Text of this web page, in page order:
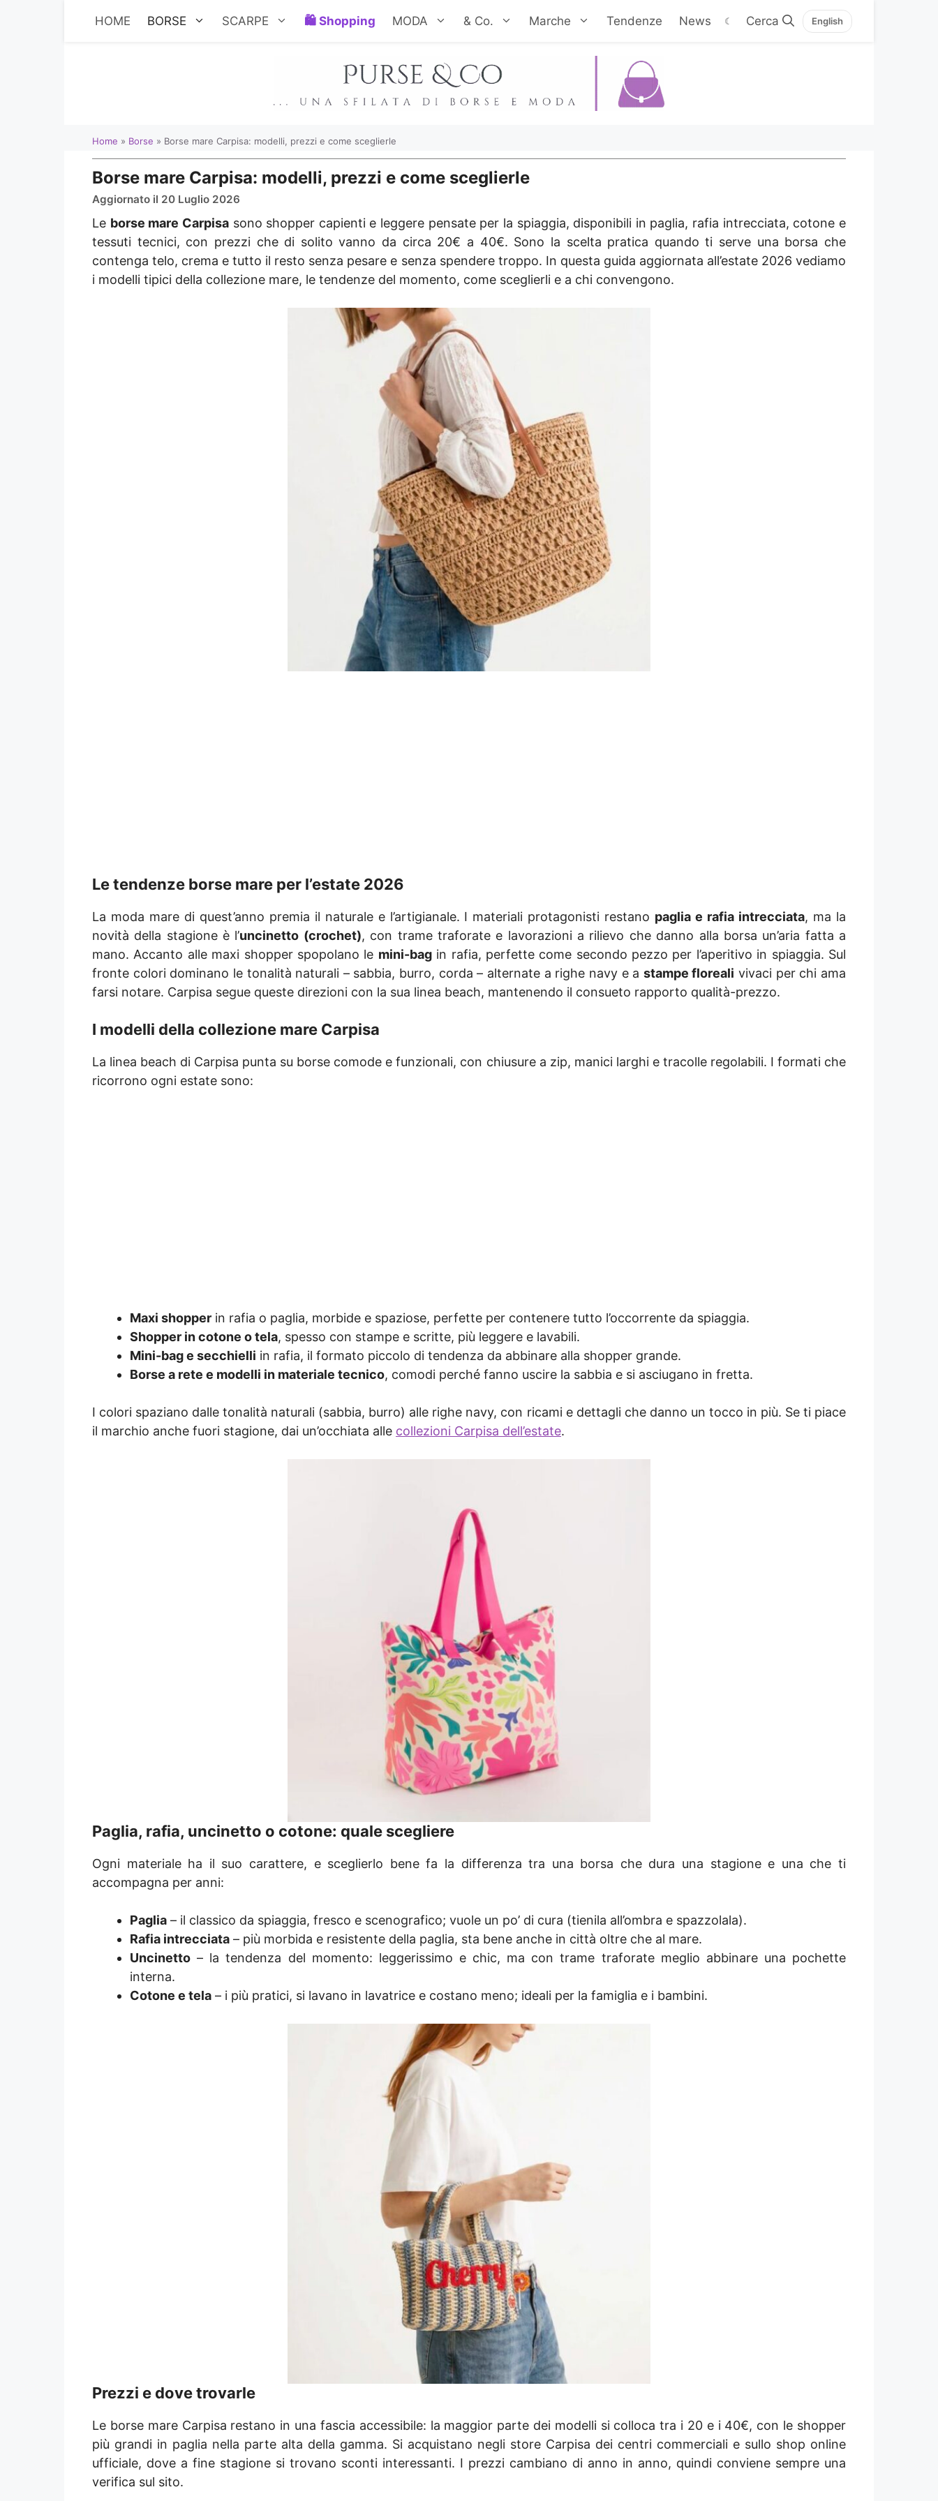
HOME BORSE SCARPE Shopping MODA & Co. Marche Tendenze News ☾ English
Home » Borse » Borse mare Carpisa: modelli, prezzi e come sceglierle
Borse mare Carpisa: modelli, prezzi e come sceglierle
Aggiornato il 20 Luglio 2026
Le borse mare Carpisasono shopper capienti e leggere pensate per la spiaggia, disponibili in paglia, rafia intrecciata, cotone e
tessuti tecnici, con prezzi che di solito vanno da circa 20€ a 40€. Sono la scelta pratica quando ti serve una borsa che
contenga telo, crema e tutto il resto senza pesare e senza spendere troppo. In questa guida aggiornata all’estate 2026 vediamo
i modelli tipici della collezione mare, le tendenze del momento, come sceglierli e a chi convengono.
Le tendenze borse mare per l’estate 2026
La moda mare di quest’anno premia il naturale e l’artigianale. I materiali protagonisti restano paglia e rafia intrecciata, ma la
novità della stagione è l’uncinetto (crochet), con trame traforate e lavorazioni a rilievo che danno alla borsa un’aria fatta a
mano. Accanto alle maxi shopper spopolano le mini-bagin rafia, perfette come secondo pezzo per l’aperitivo in spiaggia. Sul
fronte colori dominano le tonalità naturali – sabbia, burro, corda – alternate a righe navy e a stampe floreali vivaci per chi ama
farsi notare. Carpisa segue queste direzioni con la sua linea beach, mantenendo il consueto rapporto qualità-prezzo.
I modelli della collezione mare Carpisa
La linea beach di Carpisa punta su borse comode e funzionali, con chiusure a zip, manici larghi e tracolle regolabili. I formati che
ricorrono ogni estate sono:
Maxi shopper in rafia o paglia, morbide e spaziose, perfette per contenere tutto l’occorrente da spiaggia.
Shopper in cotone o tela, spesso con stampe e scritte, più leggere e lavabili.
Mini-bag e secchielli in rafia, il formato piccolo di tendenza da abbinare alla shopper grande.
Borse a rete e modelli in materiale tecnico, comodi perché fanno uscire la sabbia e si asciugano in fretta.
I colori spaziano dalle tonalità naturali (sabbia, burro) alle righe navy, con ricami e dettagli che danno un tocco in più. Se ti piace
il marchio anche fuori stagione, dai un’occhiata alle collezioni Carpisa dell’estate.
Paglia, rafia, uncinetto o cotone: quale scegliere
Ogni materiale ha il suo carattere, e sceglierlo bene fa la differenza tra una borsa che dura una stagione e una che ti
accompagna per anni:
Paglia – il classico da spiaggia, fresco e scenografico; vuole un po’ di cura (tienila all’ombra e spazzolala).
Rafia intrecciata – più morbida e resistente della paglia, sta bene anche in città oltre che al mare.
Uncinetto – la tendenza del momento: leggerissimo e chic, ma con trame traforate meglio abbinare una pochette
interna.
Cotone e tela – i più pratici, si lavano in lavatrice e costano meno; ideali per la famiglia e i bambini.
Prezzi e dove trovarle
Le borse mare Carpisa restano in una fascia accessibile: la maggior parte dei modelli si colloca tra i 20 e i 40€, con le shopper
più grandi in paglia nella parte alta della gamma. Si acquistano negli store Carpisa dei centri commerciali e sullo shop online
ufficiale, dove a fine stagione si trovano sconti interessanti. I prezzi cambiano di anno in anno, quindi conviene sempre una
verifica sul sito.